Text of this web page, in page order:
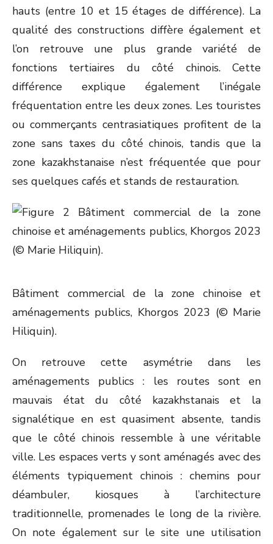
hauts (entre 10 et 15 étages de différence). La
qualité des constructions diffère également et
l’on retrouve une plus grande variété de
fonctions tertiaires du côté chinois. Cette
différence explique également l’inégale
fréquentation entre les deux zones. Les touristes
ou commerçants centrasiatiques profitent de la
zone sans taxes du côté chinois, tandis que la
zone kazakhstanaise n’est fréquentée que pour
ses quelques cafés et stands de restauration.
Bâtiment commercial de la zone chinoise et
aménagements publics, Khorgos 2023 (© Marie
Hiliquin).
On retrouve cette asymétrie dans les
aménagements publics : les routes sont en
mauvais état du côté kazakhstanais et la
signalétique en est quasiment absente, tandis
que le côté chinois ressemble à une véritable
ville. Les espaces verts y sont aménagés avec des
éléments typiquement chinois : chemins pour
déambuler, kiosques à l’architecture
traditionnelle, promenades le long de la rivière.
On note également sur le site une utilisation